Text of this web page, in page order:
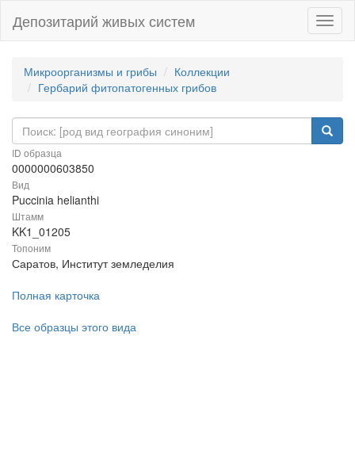
Депозитарий живых систем
Микроорганизмы и грибы
Коллекции
Гербарий фитопатогенных грибов
ID образца
0000000603850
Вид
Puccinia helianthi
Штамм
KK1_01205
Топоним
Саратов, Институт земледелия
Полная карточка
Все образцы этого вида